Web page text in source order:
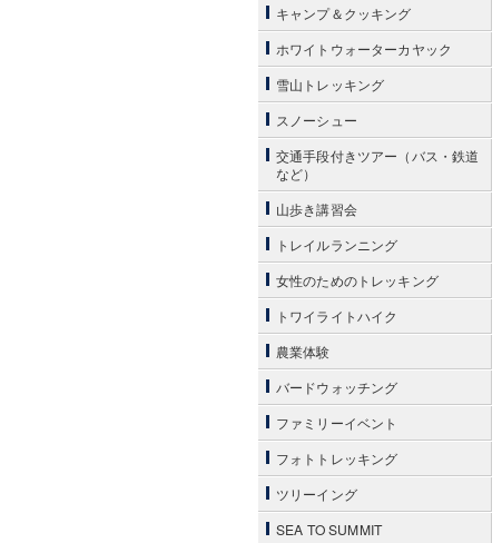
キャンプ＆クッキング
ホワイトウォーターカヤック
雪山トレッキング
スノーシュー
交通手段付きツアー（バス・鉄道
など）
山歩き講習会
トレイルランニング
女性のためのトレッキング
トワイライトハイク
農業体験
バードウォッチング
ファミリーイベント
フォトトレッキング
ツリーイング
SEA TO SUMMIT